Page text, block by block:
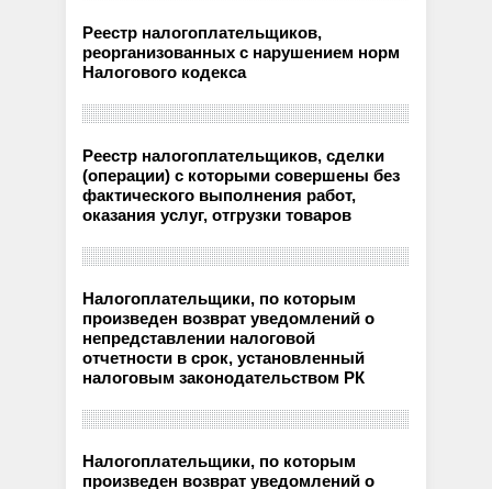
Реестр налогоплательщиков,
реорганизованных с нарушением норм
Налогового кодекса
Реестр налогоплательщиков, сделки
(операции) с которыми совершены без
фактического выполнения работ,
оказания услуг, отгрузки товаров
Налогоплательщики, по которым
произведен возврат уведомлений о
непредставлении налоговой
отчетности в срок, установленный
налоговым законодательством РК
Налогоплательщики, по которым
произведен возврат уведомлений о